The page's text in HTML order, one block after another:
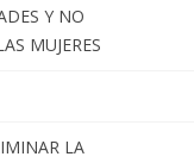
Y NO
MUJERES
LA